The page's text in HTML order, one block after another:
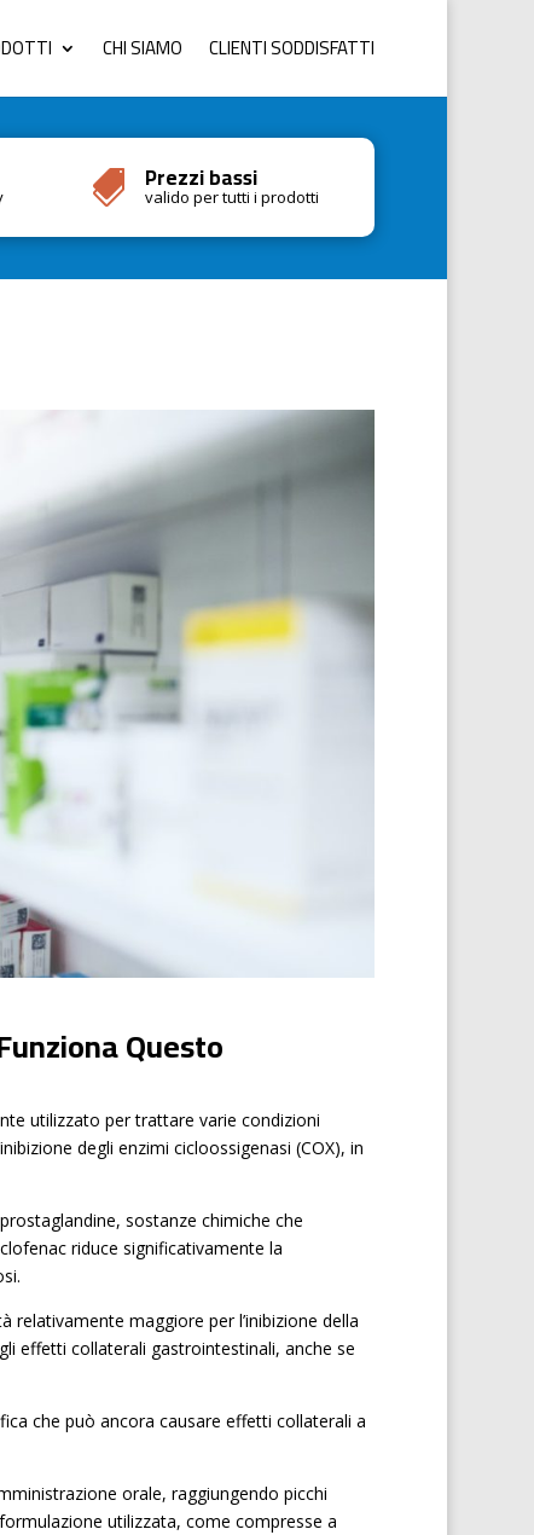
CHI SIAMO CLIENTI SODDISFATTI
 Prezzi bassi
valido per tutti i prodotti
Questo
utilizzato per trattare varie condizioni
degli enzimi cicloossigenasi (COX), in
sostanze chimiche che
riduce significativamente la
maggiore per l’inibizione della
effetti collaterali gastrointestinali, anche se
che può ancora causare effetti collaterali a
orale, raggiungendo picchi
utilizzata, come compresse a